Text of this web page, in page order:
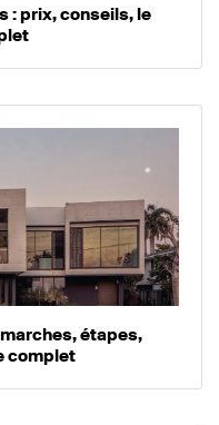
: prix, conseils, le
étapes,
complet